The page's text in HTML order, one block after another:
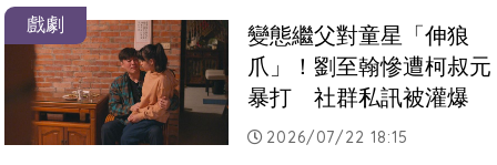
戲劇
變態繼父對童星「伸狼
爪」！劉至翰慘遭柯叔元
暴打　社群私訊被灌爆
2026/07/22 18:15